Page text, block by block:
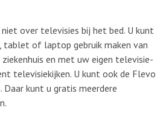
over televisies bij het bed. U kunt
tablet of laptop gebruik maken van
en met uw eigen televisie-
televisiekijken. U kunt ook de Flevo
Daar kunt u gratis meerdere